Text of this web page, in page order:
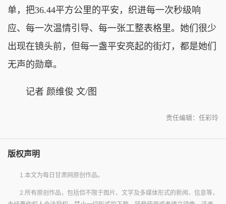
单，把36.44平方公里的平安，织进每一次秒级响
应、每一次温情引导、每一张工整表格里。她们很少
出现在镜头前，但每一盏平安亮起的街灯，都是她们
无声的勋章。
记者 颜维俊 文/图
责任编辑：任彩玲
版权声明
1.本文为每日甘肃网原创作品。
2.所有原创作品，包括但不限于图片、文字及多媒体形式的新闻、信息等，